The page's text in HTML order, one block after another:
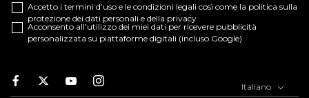
Accetto i termini d’uso e le condizioni legali così come la politica sulla
protezione dei dati personali e della privacy
Acconsento all'utilizzo dei miei dati per ricevere pubblicità
personalizzata su piattaforme digitali (incluso Google)
Facebook
TwitterYoutubeInstagram Italiano